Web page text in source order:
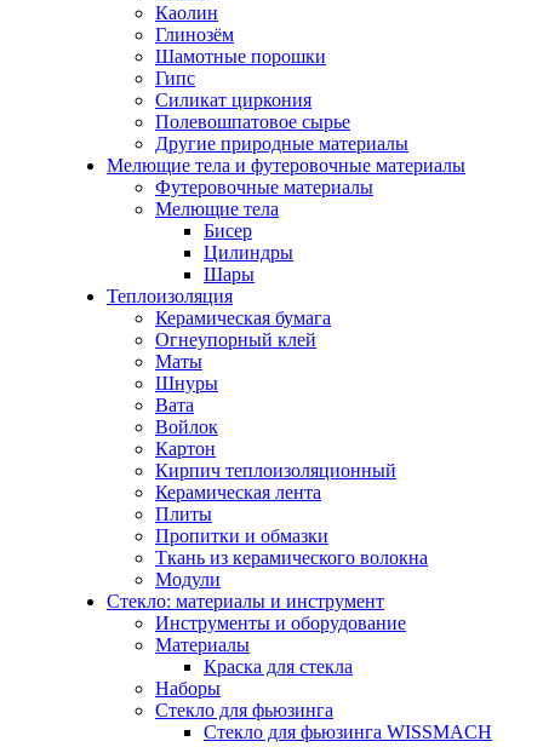
Каолин
Глинозём
Шамотные порошки
Гипс
Силикат циркония
Полевошпатовое сырье
Другие природные материалы
Мелющие тела и футеровочные материалы
Футеровочные материалы
Мелющие тела
Бисер
Цилиндры
Шары
Теплоизоляция
Керамическая бумага
Огнеупорный клей
Маты
Шнуры
Вата
Войлок
Картон
Кирпич теплоизоляционный
Керамическая лента
Плиты
Пропитки и обмазки
Ткань из керамического волокна
Модули
Стекло: материалы и инструмент
Инструменты и оборудование
Материалы
Краска для стекла
Наборы
Стекло для фьюзинга
Стекло для фьюзинга WISSMACH